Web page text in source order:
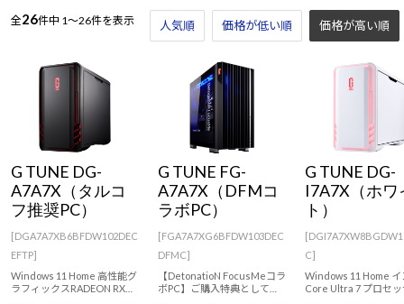
ディスプレイ
Windows 11
MousePro
Windows 11|Copilot+ PC
学習向けパソコン
AIおすすめパソコン
Windows 11
全26件中 1～26件を表示 人気順 価格が低い順 価格が高い順
G TUNE DG-
A7A7X（タルコ
フ推奨PC）
[DGA7A7XB6BFDW102DEC
EFTP]
Windows 11 Home 高性能グ
ラフィックスRADEON RX
G TUNE FG-
A7A7X（DFMコ
ラボPC）
[FGA7A7XG6BFDW103DEC
DFMC]
【DetonatioN FocusMeコラ
ボPC】ご購入特典としてコ
G TUNE DG-
I7A7X（ホワ
ト）
C]
Windows 11 Home イ
Core Ultra 7 プロセ